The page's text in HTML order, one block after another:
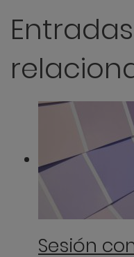
Entradas
Sesión